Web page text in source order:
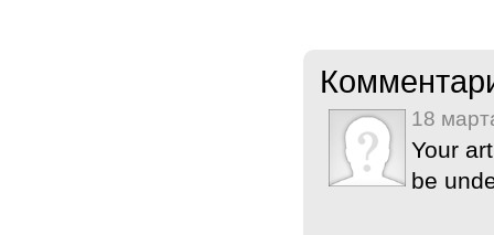
18
Your
be